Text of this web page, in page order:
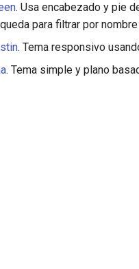
. Usa encabezado y pie
para filtrar por
. Tema responsivo
. Tema simple y plano